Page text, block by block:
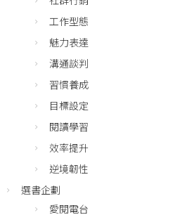
工作型態
魅力表達
溝通談判
習慣養成
目標設定
閱讀學習
效率提升
逆境韌性
選書企劃
愛閱電台